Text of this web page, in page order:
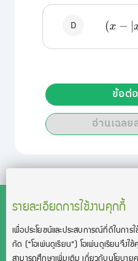
D (x− |x|
อ่านเฉลย
ข้อต่
รายละเอียดการใช้งานคุกกี้
เพื่อประโยชน์และประสบการณ์ที่ดีในการ
กัด (“โอเพ่นดูเรียน”)โอเพ่นดูเรียนจึง
สามารถศึกษาเพิ่มเติม เกี่ยวกับนโยบาย
สงวนลิขสิทธิ์โดย บริษัท โอเพ่นดู